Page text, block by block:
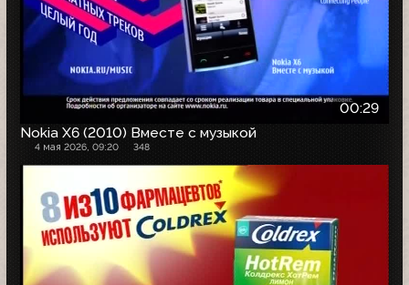
00:29
Nokia X6 (2010) Вместе с музыкой
4 мая 2026, 09:20 348